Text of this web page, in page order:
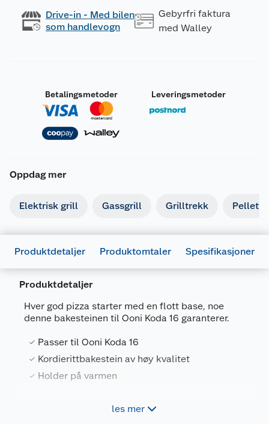
Drive-in - Med bilen
som handlevogn
Gebyrfri faktura
med Walley
Betalingsmetoder Leveringsmetoder
Oppdag mer
Elektrisk grill Gassgrill Grilltrekk
Produktdetaljer Produktomtaler Spesifikasjoner
Produktdetaljer
Hver god pizza starter med en flott base, noe
denne bakesteinen til Ooni Koda 16 garanterer.
Passer til Ooni Koda 16
Kordierittbakestein av høy kvalitet
Holder på varmen
Frisk opp bakesteinen i din Ooni Koda 16 pizzaovn
les mer
Generelt
Artikkelnummer
Leverandørens artikkelnummer
UU-P0B500
Størrelse